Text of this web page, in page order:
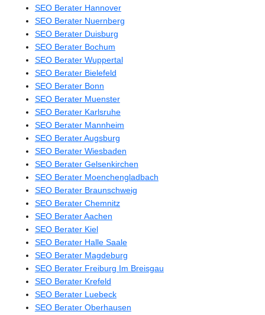
SEO Berater Hannover
SEO Berater Nuernberg
SEO Berater Duisburg
SEO Berater Bochum
SEO Berater Wuppertal
SEO Berater Bielefeld
SEO Berater Bonn
SEO Berater Muenster
SEO Berater Karlsruhe
SEO Berater Mannheim
SEO Berater Augsburg
SEO Berater Wiesbaden
SEO Berater Gelsenkirchen
SEO Berater Moenchengladbach
SEO Berater Braunschweig
SEO Berater Chemnitz
SEO Berater Aachen
SEO Berater Kiel
SEO Berater Halle Saale
SEO Berater Magdeburg
SEO Berater Freiburg Im Breisgau
SEO Berater Krefeld
SEO Berater Luebeck
SEO Berater Oberhausen